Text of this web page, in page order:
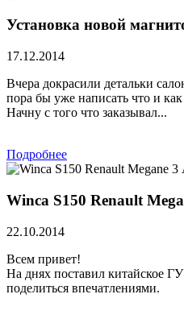
Установка новой
17.12.2014
Вчера докрасили детальки
пора бы уже написать что и
Начну с того что заказывал...
Подробнее
Winca S150 Renault
22.10.2014
Всем привет!
На днях поставил китайское
поделиться впечатлениями.